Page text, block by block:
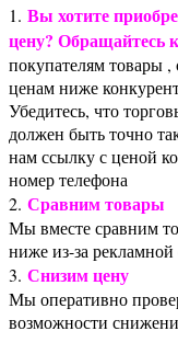
1. Вы хотите
цену? Обращайтесь
покупателям товары
ценам ниже
Убедитесь, что
должен быть точно
нам ссылку с ценой
номер телефона
2. Сравним товары
Мы вместе сравним
ниже из-за
3. Снизим цену
Мы оперативно
возможности